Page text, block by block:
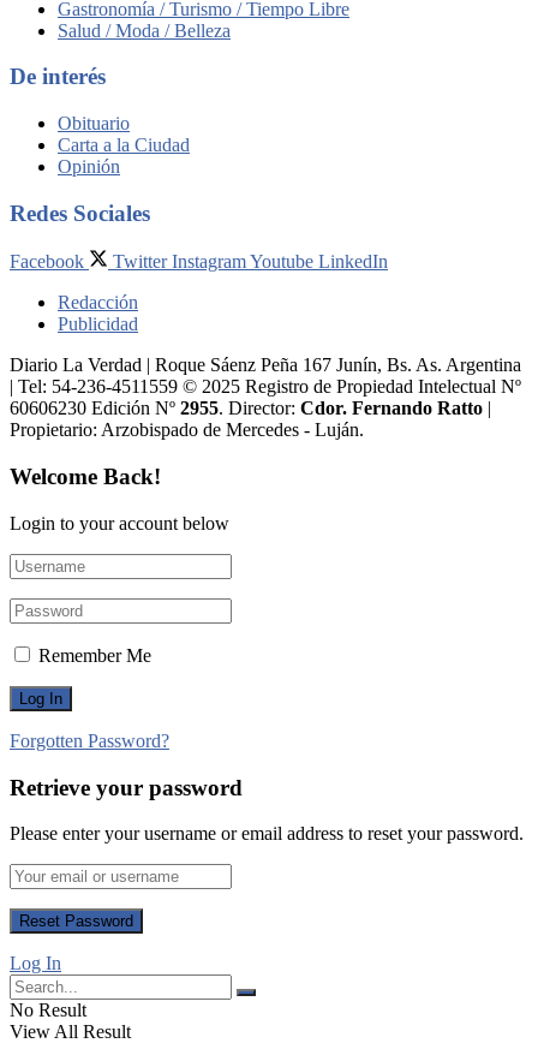
Gastronomía / Turismo / Tiempo Libre
Salud / Moda / Belleza
De interés
Obituario
Carta a la Ciudad
Opinión
Redes Sociales
Facebook Twitter InstagramYoutube LinkedIn
Redacción
Publicidad
Diario La Verdad | Roque Sáenz Peña 167 Junín, Bs. As. Argentina
| Tel: 54-236-4511559 © 2025 Registro de Propiedad Intelectual Nº
60606230 Edición Nº 2955. Director:​ Cdor. Fernando Ratto |
Propietario:​ Arzobispado de Mercedes - Luján.
Welcome Back!
Login to your account below
Remember Me
Forgotten Password?
Retrieve your password
Please enter your username or email address to reset your password.
Log In
No Result
View All Result